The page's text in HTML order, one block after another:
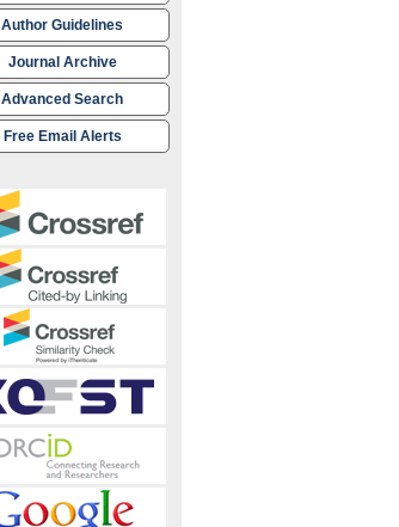
Author Guidelines
Journal Archive
Advanced Search
Free Email Alerts